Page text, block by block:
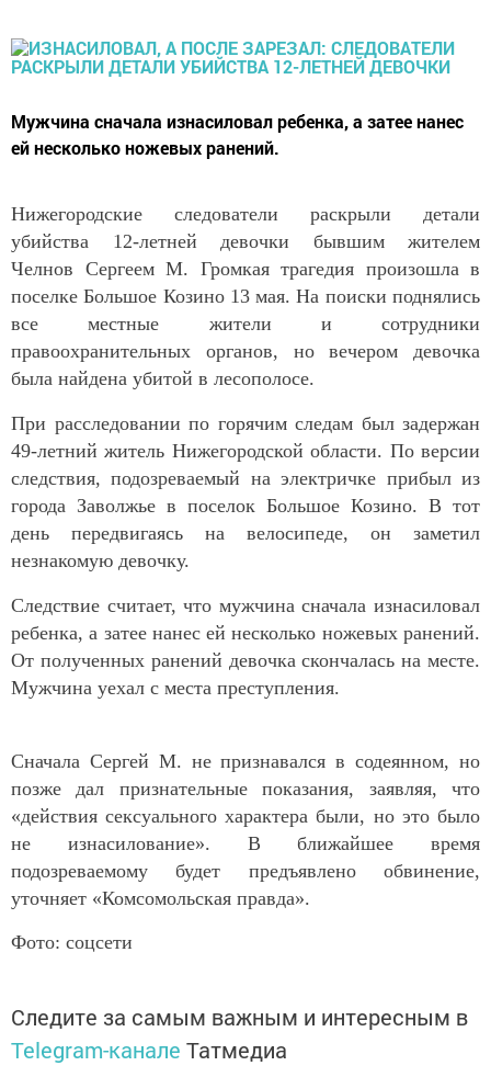
Мужчина сначала изнасиловал ребенка, а затее нанес
ей несколько ножевых ранений.
Нижегородские следователи раскрыли детали
убийства 12-летней девочки бывшим жителем
Челнов Сергеем М. Громкая трагедия произошла в
поселке Большое Козино 13 мая. На поиски поднялись
все местные жители и сотрудники
правоохранительных органов, но вечером девочка
была найдена убитой в лесополосе.
При расследовании по горячим следам был задержан
49-летний житель Нижегородской области. По версии
следствия, подозреваемый на электричке прибыл из
города Заволжье в поселок Большое Козино. В тот
день передвигаясь на велосипеде, он заметил
незнакомую девочку.
Следствие считает, что мужчина сначала изнасиловал
ребенка, а затее нанес ей несколько ножевых ранений.
От полученных ранений девочка скончалась на месте.
Мужчина уехал с места преступления.
Сначала Сергей М. не признавался в содеянном, но
позже дал признательные показания, заявляя, что
«действия сексуального характера были, но это было
не изнасилование». В ближайшее время
подозреваемому будет предъявлено обвинение,
уточняет «Комсомольская правда».
Фото: соцсети
Следите за самым важным и интересным в
Telegram-канале Татмедиа